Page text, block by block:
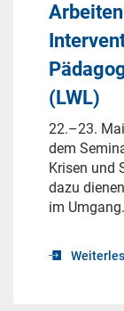
(LWL)
22.–23.
dem
Krisen und
dazu
im